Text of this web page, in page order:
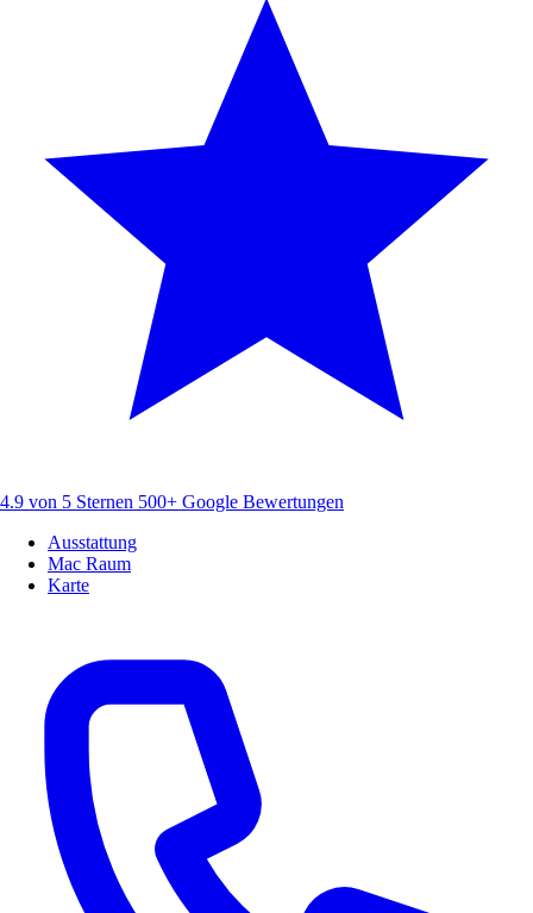
4.9 von 5 Sternen 500+ Google Bewertungen
Ausstattung
Mac Raum
Karte